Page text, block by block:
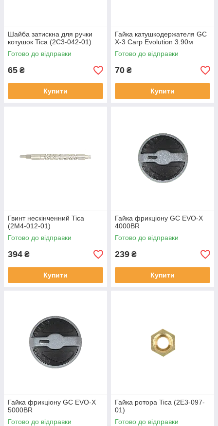
Шайба затискна для ручки
котушок Tica (2C3-042-01)
Готово до відправки
65 ₴
Купити
Гайка катушкодержателя GC
X-3 Carp Evolution 3.90м
Готово до відправки
70 ₴
Купити
Гвинт нескінченний Tica
(2M4-012-01)
Готово до відправки
394 ₴
Купити
Гайка фрикціону GC EVO-X
4000BR
Готово до відправки
239 ₴
Купити
Гайка фрикціону GC EVO-X
5000BR
Готово до відправки
Гайка ротора Tica (2E3-097-
01)
Готово до відправки